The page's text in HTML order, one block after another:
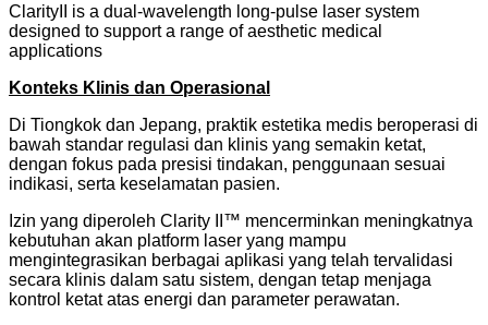
ClarityII is a dual-wavelength long-pulse laser system
designed to support a range of aesthetic medical
applications
Konteks Klinis dan Operasional
Di Tiongkok dan Jepang, praktik estetika medis beroperasi di
bawah standar regulasi dan klinis yang semakin ketat,
dengan fokus pada presisi tindakan, penggunaan sesuai
indikasi, serta keselamatan pasien.
Izin yang diperoleh Clarity II™ mencerminkan meningkatnya
kebutuhan akan platform laser yang mampu
mengintegrasikan berbagai aplikasi yang telah tervalidasi
secara klinis dalam satu sistem, dengan tetap menjaga
kontrol ketat atas energi dan parameter perawatan.